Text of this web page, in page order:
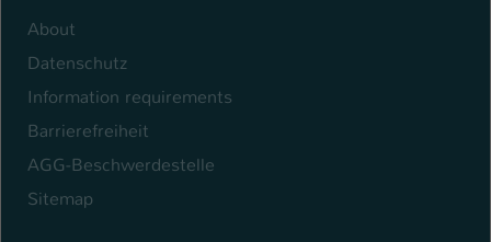
About
Datenschutz
Information requirements
Barrierefreiheit
AGG-Beschwerdestelle
Sitemap